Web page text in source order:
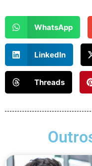
WhatsApp
LinkedIn
Threads